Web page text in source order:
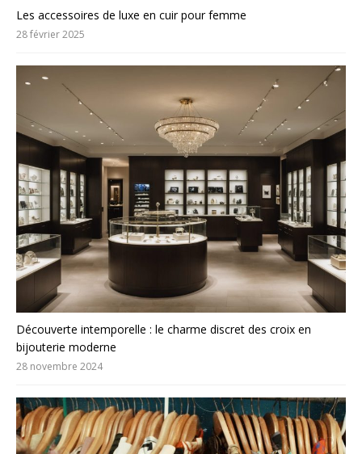
Les accessoires de luxe en cuir pour femme
28 février 2025
Découverte intemporelle : le charme discret des croix en
bijouterie moderne
28 novembre 2024